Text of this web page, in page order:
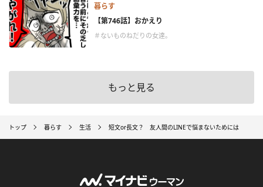
暮らす
【第746話】おかえり
＃ないものねだりの女達。
もっと見る
トップ 暮らす 生活 短文or長文？ 友人間のLINEで悩まないためには